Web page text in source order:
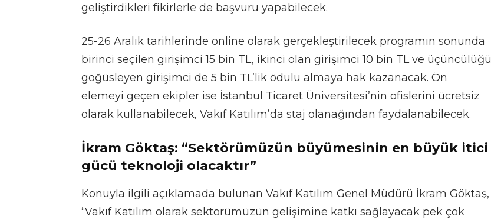
geliştirdikleri fikirlerle de başvuru yapabilecek.
25-26 Aralık tarihlerinde online olarak gerçekleştirilecek programın sonunda
birinci seçilen girişimci 15 bin TL, ikinci olan girişimci 10 bin TL ve üçüncülüğü
göğüsleyen girişimci de 5 bin TL’lik ödülü almaya hak kazanacak. Ön
elemeyi geçen ekipler ise İstanbul Ticaret Üniversitesi’nin ofislerini ücretsiz
olarak kullanabilecek, Vakıf Katılım’da staj olanağından faydalanabilecek.
İkram Göktaş: “Sektörümüzün büyümesinin en büyük itici
gücü teknoloji olacaktır”
Konuyla ilgili açıklamada bulunan Vakıf Katılım Genel Müdürü İkram Göktaş,
“Vakıf Katılım olarak sektörümüzün gelişimine katkı sağlayacak pek çok